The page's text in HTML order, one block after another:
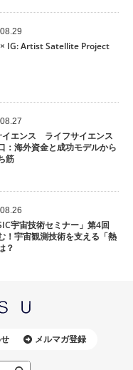
× IG: Artist Satellite Project
イエンス ライフサイエンス
：海外資金と成功モデルから
筋
宇宙技術セミナー」第4回
！宇宙観測技術を支える「熱
？
メルマガ登録